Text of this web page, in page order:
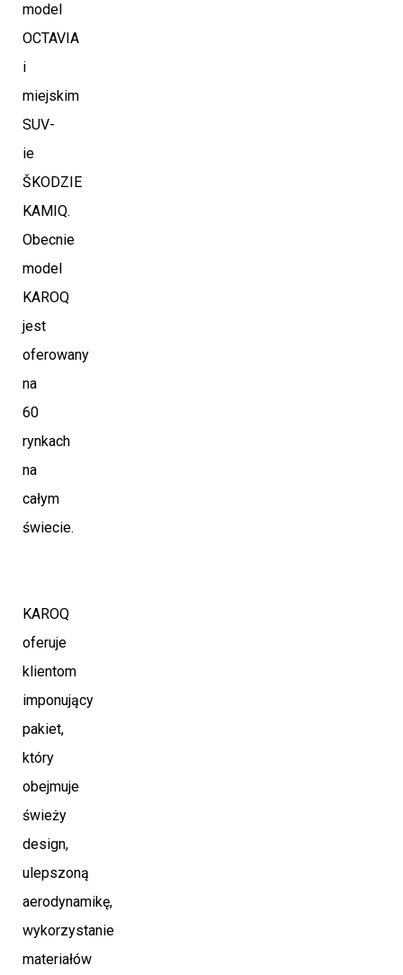
model
OCTAVIA
i
miejskim
SUV-
ie
ŠKODZIE
KAMIQ.
Obecnie
model
KAROQ
jest
oferowany
na
60
rynkach
na
całym
świecie.
KAROQ
oferuje
klientom
imponujący
pakiet,
który
obejmuje
świeży
design,
ulepszoną
aerodynamikę,
wykorzystanie
materiałów